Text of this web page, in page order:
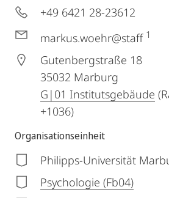
+49 6421 28-23612
markus.woehr@staff 1
Gutenbergstraße 18
35032 Marburg
G|01 Institutsgebäude
+1036)
Organisationseinheit
Philipps-Universität
Psychologie (Fb04)